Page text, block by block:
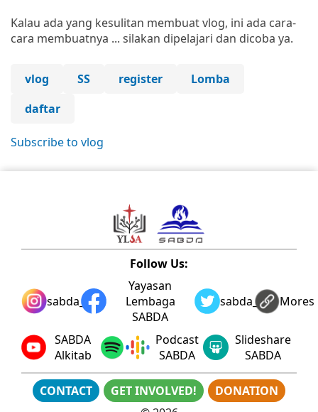
Kalau ada yang kesulitan membuat vlog, ini ada cara-
cara membuatnya ... silakan dipelajari dan dicoba ya.
vlog SS register
Lomba
daftar
Subscribe to vlog
Follow Us:
sabda_ylsa
Yayasan
Lembaga
SABDA
sabda_ylsaMores
SABDA
Alkitab
Podcast
SABDA
Slideshare
SABDA
CONTACT GET INVOLVED!
DONATION